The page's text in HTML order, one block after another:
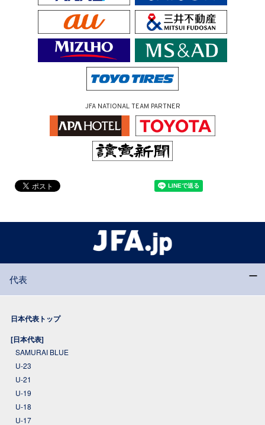
JFA NATIONAL TEAM PARTNER
代表
日本代表トップ
[日本代表]
SAMURAI BLUE
U-23
U-21
U-19
U-18
U-17